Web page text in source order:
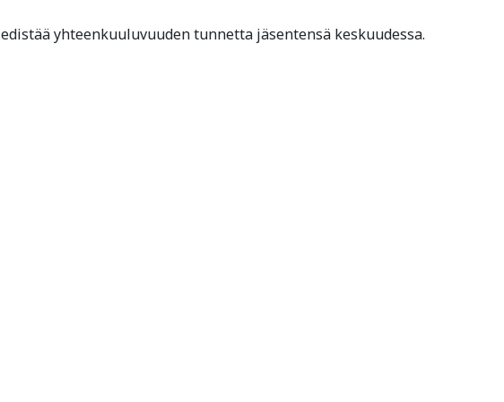
yhteenkuuluvuuden tunnetta jäsentensä keskuudessa.